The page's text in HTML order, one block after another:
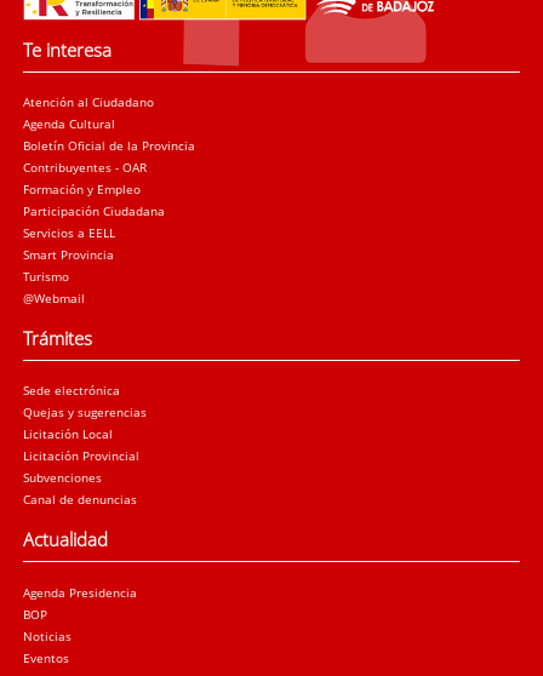
Te interesa
Atención al Ciudadano
Agenda Cultural
Boletín Oficial de la Provincia
Contribuyentes - OAR
Formación y Empleo
Participación Ciudadana
Servicios a EELL
Smart Provincia
Turismo
@Webmail
Trámites
Sede electrónica
Quejas y sugerencias
Licitación Local
Licitación Provincial
Subvenciones
Canal de denuncias
Actualidad
Agenda Presidencia
BOP
Noticias
Eventos